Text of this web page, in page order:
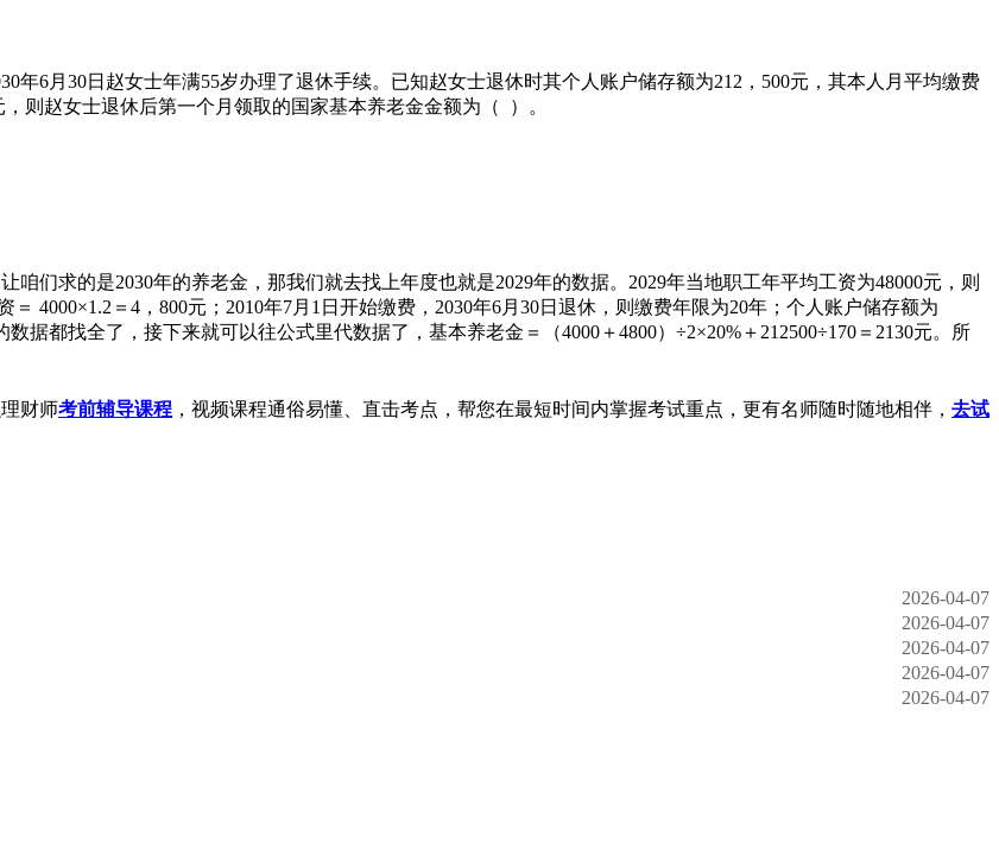
6月30日赵女士年满55岁办理了退休手续。已知赵女士退休时其个人账户储存额为212，500元，其本人月平均缴费
则赵女士退休后第一个月领取的国家基本养老金金额为（ ）。
们求的是2030年的养老金，那我们就去找上年度也就是2029年的数据。2029年当地职工年平均工资为48000元，则
4000×1.2＝4，800元；2010年7月1日开始缴费，2030年6月30日退休，则缴费年限为20年；个人账户储存额为
据都找全了，接下来就可以往公式里代数据了，基本养老金＝（4000＋4800）÷2×20%＋212500÷170＝2130元。所
财师考前辅导课程 ， 视频课程通俗易懂、直击考点，帮您在最短时间内掌握考试重点，更有名师随时随地相伴， 去试
2026-04-07
2026-04-07
2026-04-07
2026-04-07
2026-04-07